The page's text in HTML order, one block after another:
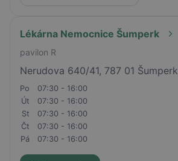
Lékárna Nemocnice Šumperk
pavilon R
Nerudova 640/41, 787 01 Šumperk
Po
07:30 - 16:00
Út
07:30 - 16:00
St
07:30 - 16:00
Čt
07:30 - 16:00
Pá
07:30 - 16:00